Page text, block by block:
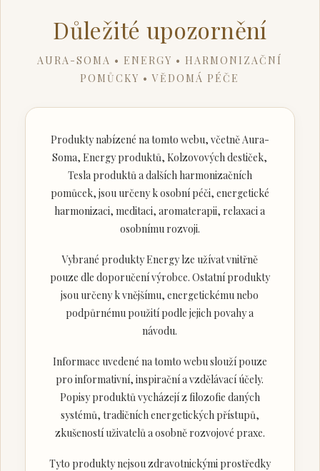
Důležité upozornění
AURA-SOMA • ENERGY • HARMONIZAČNÍ
POMŮCKY • VĚDOMÁ PÉČE
Produkty nabízené na tomto webu, včetně Aura-
Soma, Energy produktů, Kolzovových destiček,
Tesla produktů a dalších harmonizačních
pomůcek, jsou určeny k osobní péči, energetické
harmonizaci, meditaci, aromaterapii, relaxaci a
osobnímu rozvoji.
Vybrané produkty Energy lze užívat vnitřně
pouze dle doporučení výrobce. Ostatní produkty
jsou určeny k vnějšímu, energetickému nebo
podpůrnému použití podle jejich povahy a
návodu.
Informace uvedené na tomto webu slouží pouze
pro informativní, inspirační a vzdělávací účely.
Popisy produktů vycházejí z filozofie daných
systémů, tradičních energetických přístupů,
zkušeností uživatelů a osobně rozvojové praxe.
Tyto produkty nejsou zdravotnickými prostředky